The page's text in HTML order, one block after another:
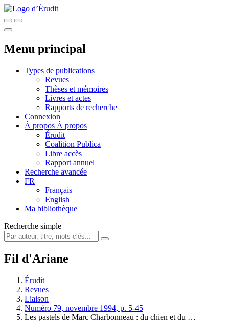
Menu principal
Types de publications
Revues
Thèses et mémoires
Livres et actes
Rapports de recherche
Connexion
À propos À propos
Érudit
Coalition Publica
Libre accès
Rapport annuel
Recherche avancée
FR
Français
English
Ma bibliothèque
Recherche simple
Fil d'Ariane
Érudit
Revues
Liaison
Numéro 79, novembre 1994, p. 5-45
Les pastels de Marc Charbonneau : du chien et du …